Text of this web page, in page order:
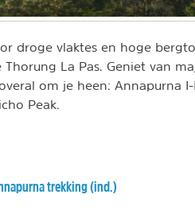
droge vlaktes en hoge
La Pas. Geniet van
om je heen: Annapurna I-
Peak.
trekking (ind.)